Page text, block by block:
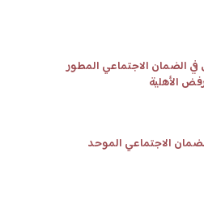
الضمان الاجتماعي المطور
الأهلية
الاجتماعي الموحد